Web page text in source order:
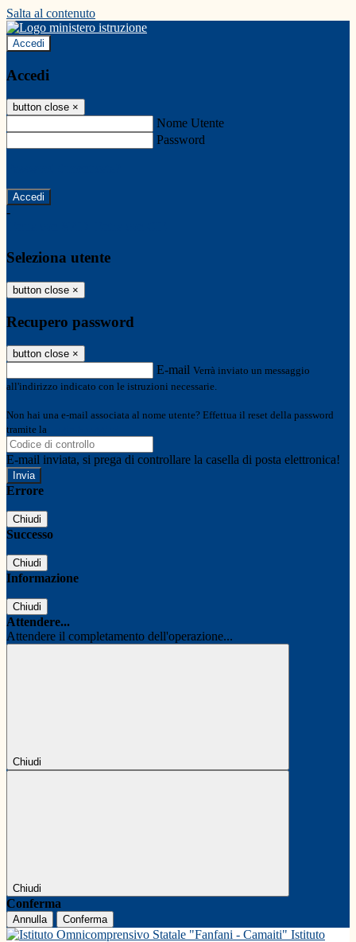
Salta al contenuto
Accedi
Accedi
button close ×
Nome Utente
Password
-
Seleziona utente
button close ×
Recupero password
button close ×
E-mail Verrà inviato un messaggio
all'indirizzo indicato con le istruzioni necessarie.
Non hai una e-mail associata al nome utente? Effettua il reset della password
tramite la
E-mail inviata, si prega di controllare la casella di posta elettronica!
Errore
Chiudi
Successo
Chiudi
Informazione
Chiudi
Attendere...
Attendere il completamento dell'operazione...
Chiudi
Chiudi
Conferma
Annulla Conferma
Istituto